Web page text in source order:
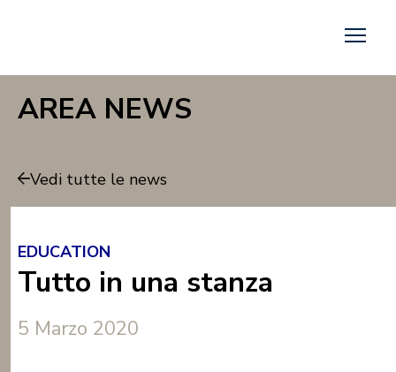
AREA NEWS
Vedi tutte le news
EDUCATION
Tutto in una stanza
5 Marzo 2020